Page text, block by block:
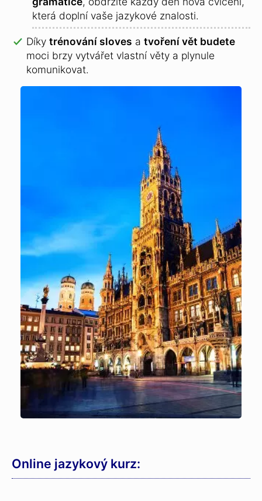
která doplní vaše jazykové znalosti.
Díky trénování sloves a tvoření vět budete
moci brzy vytvářet vlastní věty a plynule
komunikovat.
Online jazykový kurz: